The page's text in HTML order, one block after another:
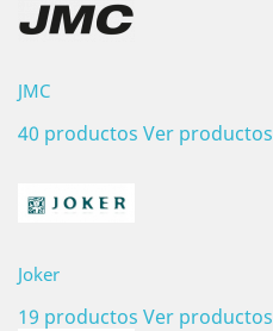
JMC
40 productos Ver productos
Joker
19 productos Ver productos